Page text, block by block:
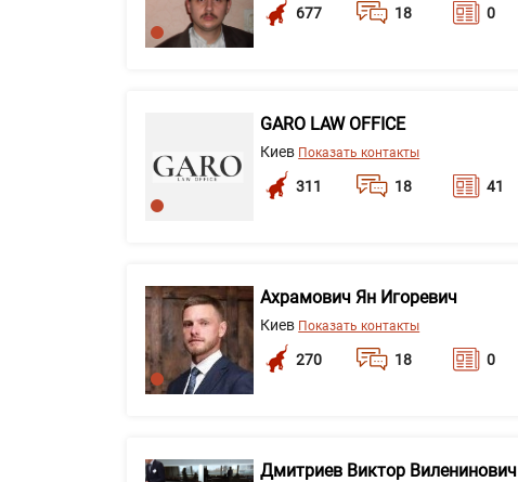
677 18 0
GARO LAW OFFICE
Киев Показать контакты
311 18 41
Ахрамович Ян Игоревич
Киев Показать контакты
270 18 0
Дмитриев Виктор Виленинович